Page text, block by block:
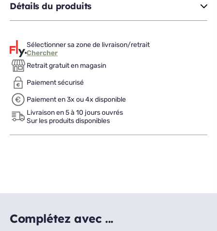
Détails du produits
Sélectionner sa zone de livraison/retrait
Chercher
Retrait gratuit en magasin
Paiement sécurisé
Paiement en 3x ou 4x disponible
Livraison en 5 à 10 jours ouvrés
Sur les produits disponibles
Complétez avec ...